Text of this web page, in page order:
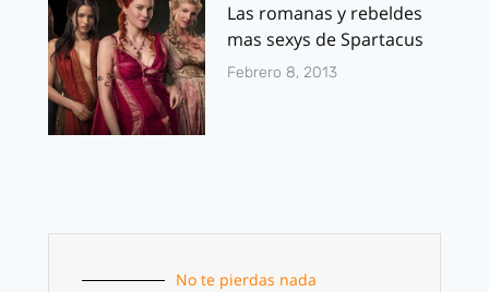
Las romanas y rebeldes
mas sexys de Spartacus
Febrero 8, 2013
No te pierdas nada